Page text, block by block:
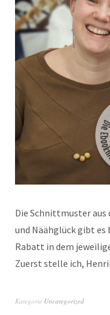
Die Schnittmuster
und Näähglück gibt es
Rabatt in dem
Zuerst stelle ich,
Kategorie Uncategorized